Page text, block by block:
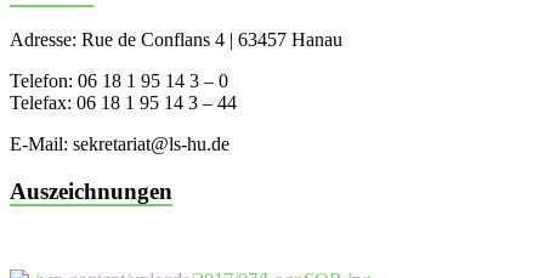
Adresse: Rue de Conflans 4 | 63457 Hanau
Telefon: 06 18 1 95 14 3 – 0
Telefax: 06 18 1 95 14 3 – 44
E-Mail: sekretariat@ls-hu.de
Auszeichnungen